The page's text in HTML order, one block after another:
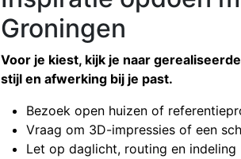
Groningen
Voor je kiest, kijk je naar
stijl en afwerking bij je past.
Bezoek open huizen of
Vraag om 3D-impressies of een
Let op daglicht, routing en indeling